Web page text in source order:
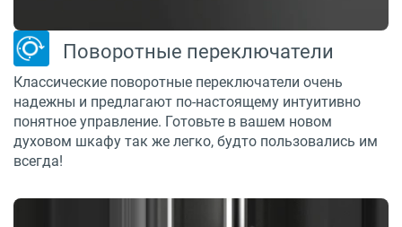
Поворотные переключатели
Классические поворотные переключатели очень
надежны и предлагают по-настоящему интуитивно
понятное управление. Готовьте в вашем новом
духовом шкафу так же легко, будто пользовались им
всегда!